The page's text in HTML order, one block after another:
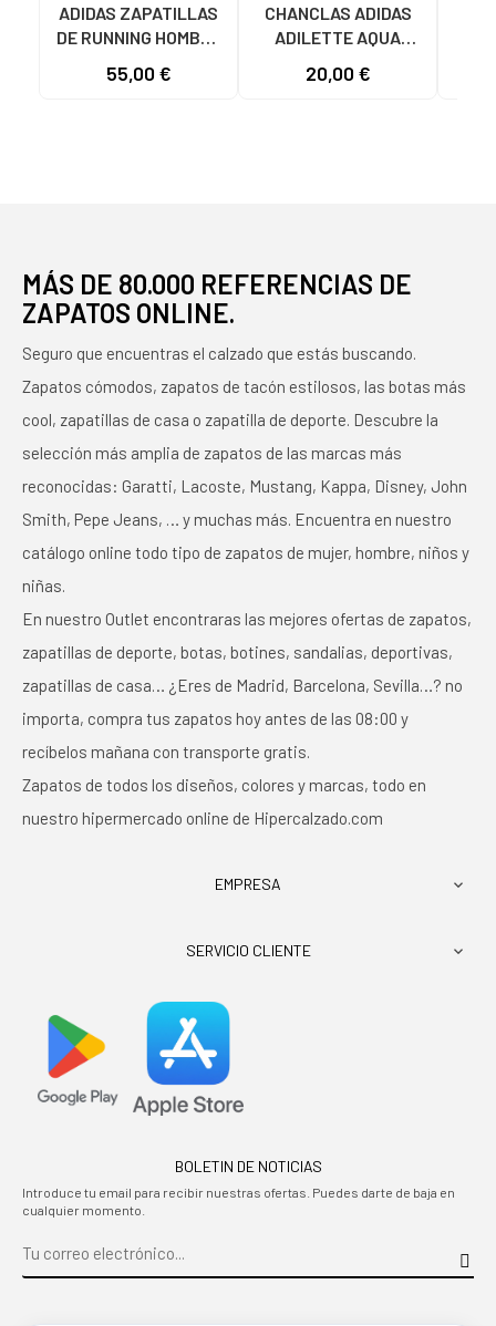
ADIDAS ZAPATILLAS
DE RUNNING HOMBRE
GRIS VARIOS
55,00 €
CHANCLAS ADIDAS
ADILETTE AQUA
AZUL AZUL
20,00 €
MÁS DE 80.000 REFERENCIAS DE
ZAPATOS ONLINE.
Seguro que encuentras el calzado que estás buscando.
Zapatos cómodos, zapatos de tacón estilosos, las botas más
cool, zapatillas de casa o zapatilla de deporte. Descubre la
selección más amplia de zapatos de las marcas más
reconocidas: Garatti, Lacoste, Mustang, Kappa, Disney, John
Smith, Pepe Jeans, … y muchas más. Encuentra en nuestro
catálogo online todo tipo de zapatos de mujer, hombre, niños y
niñas.
En nuestro Outlet encontraras las mejores ofertas de zapatos,
zapatillas de deporte, botas, botines, sandalias, deportivas,
zapatillas de casa… ¿Eres de Madrid, Barcelona, Sevilla…? no
importa, compra tus zapatos hoy antes de las 08:00 y
recíbelos mañana con transporte gratis.
Zapatos de todos los diseños, colores y marcas, todo en
nuestro hipermercado online de Hipercalzado.com
EMPRESA 
SERVICIO CLIENTE 
BOLETIN DE NOTICIAS
Introduce tu email para recibir nuestras ofertas. Puedes darte de baja en
cualquier momento.